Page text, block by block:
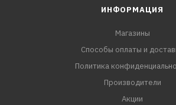
ИНФОРМАЦИЯ
Магазины
Способы оплаты и
Политика
Производители
Акции